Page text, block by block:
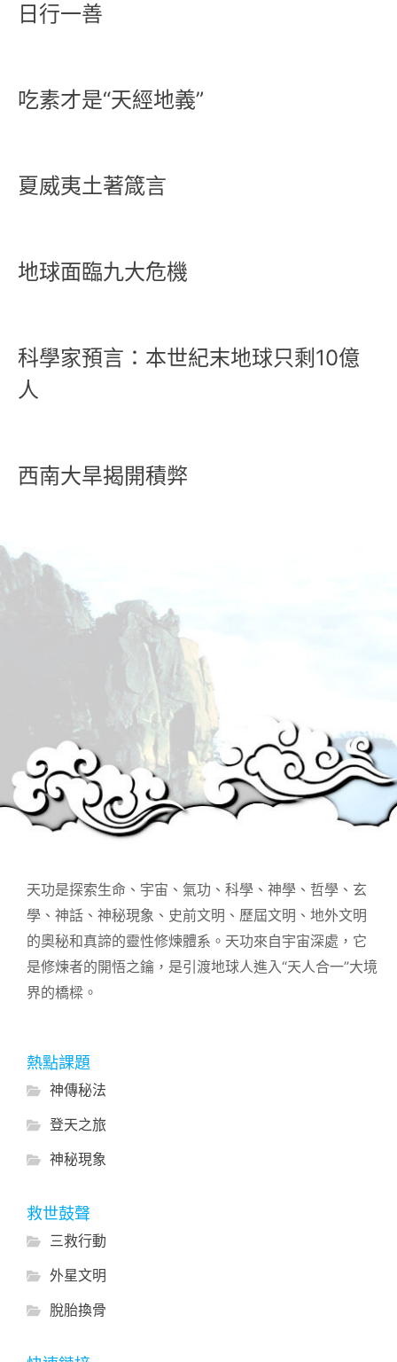
日行一善
吃素才是“天經地義”
夏威夷土著箴言
地球面臨九大危機
科學家預言：本世紀末地球只剩10億
人
西南大旱揭開積弊
天功是探索生命、宇宙、氣功、科學、神學、哲學、玄
學、神話、神秘現象、史前文明、歷屆文明、地外文明
的奧秘和真諦的靈性修煉體系。天功來自宇宙深處，它
是修煉者的開悟之鑰，是引渡地球人進入“天人合一”大境
界的橋樑。
熱點課題
神傳秘法
登天之旅
神秘現象
救世鼓聲
三救行動
外星文明
脫胎換骨